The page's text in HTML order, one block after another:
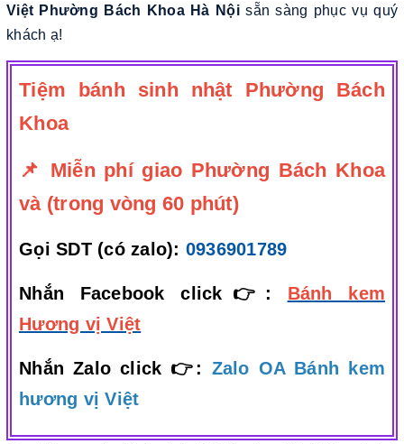
Việt Phường Bách Khoa Hà Nộisẵn sàng phục vụ quý
khách ạ!
Tiệm bánh sinh nhật Phường Bách
Khoa
📌 Miễn phí giao Phường Bách Khoa
và (trong vòng 60 phút)
Gọi SDT (có zalo): 0936901789
Nhắn Facebook click👉: Bánh kem
Hương vị Việt
Nhắn Zalo click 👉: Zalo OA Bánh kem
hương vị Việt